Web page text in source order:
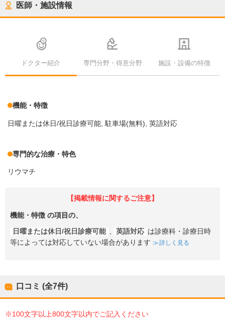
医師・施設情報
ドクター紹介 専門分野・得意分野 施設・設備の特徴
機能・特徴
日曜または休日/祝日診療可能 駐車場(無料) 英語対応
専門的な治療・特色
リウマチ
【掲載情報に関するご注意】
機能・特徴 の項目の、
日曜または休日/祝日診療可能 , 英語対応 は診療科・診療日時
等によっては対応していない場合があります
詳しく見る
口コミ (全7件)
※100文字以上800文字以内でご記入ください